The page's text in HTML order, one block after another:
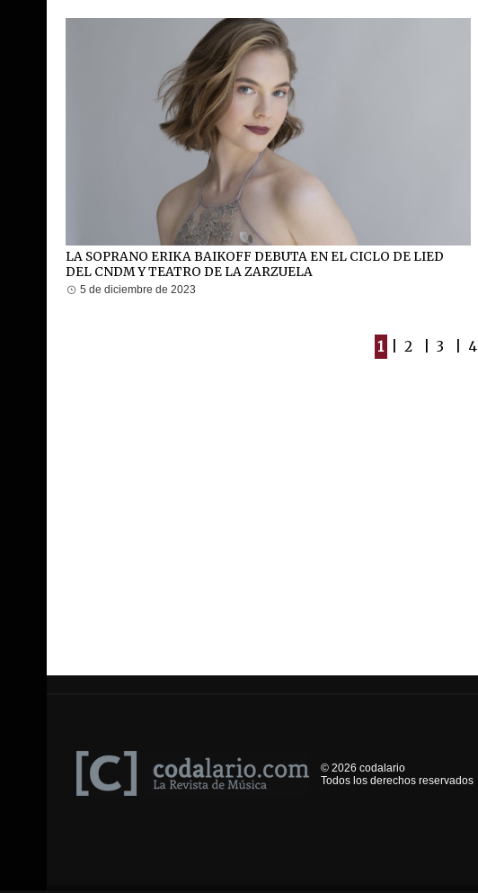
LA SOPRANO ERIKA BAIKOFF DEBUTA EN EL CICLO DE LIED
DEL CNDM Y TEATRO DE LA ZARZUELA
5 de diciembre de 2023
1 2 3 4
© 2026 codalario
Todos los derechos reservados